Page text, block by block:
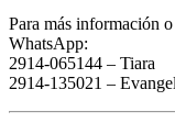
Para más información
WhatsApp:
2914-065144 – Tiara
2914-135021 –